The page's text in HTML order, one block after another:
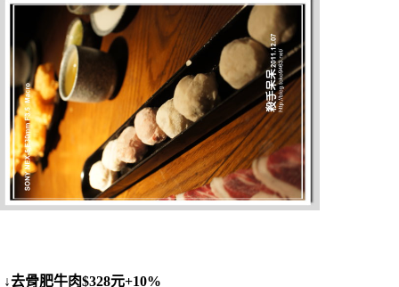
↓去骨肥牛肉$328元+10%